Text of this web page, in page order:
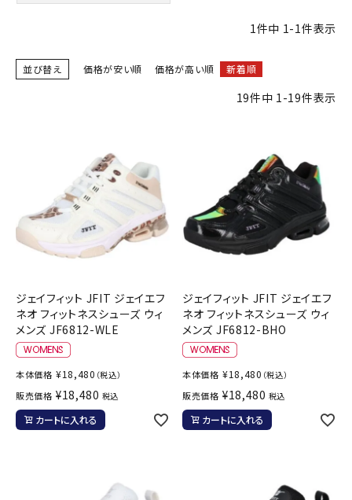
ブランドから選ぶ
ご利用ガイド
お問い合わせ
メルマガ登録
プライバシーポリシー
1件中 1-1件表示
並び替え 価格が安い順 価格が高い順 新着順
19件中 1-19件表示
ジェイフィット JFIT ジェイエフ
ネオ フィットネスシューズ ウィ
メンズ JF6812-WLE
本体価格 ¥18,480 （税込）
販売価格 ¥18,480 税込
カートに入れる
ジェイフィット JFIT ジェイエフ
ネオ フィットネスシューズ ウィ
メンズ JF6812-BHO
本体価格 ¥18,480 （税込）
販売価格 ¥18,480 税込
カートに入れる